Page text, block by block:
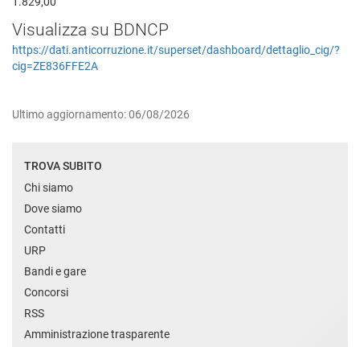
Visualizza su BDNCP
https://dati.anticorruzione.it/superset/dashboard/dettaglio_cig/?
cig=ZE836FFE2A
Ultimo aggiornamento: 06/08/2026
TROVA SUBITO
Chi siamo
Dove siamo
Contatti
URP
Bandi e gare
Concorsi
RSS
Amministrazione trasparente